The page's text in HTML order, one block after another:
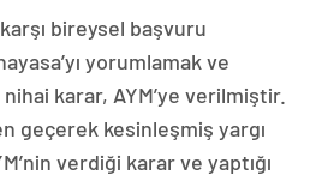
bireysel başvuru
yorumlamak ve
karar, AYM’ye verilmiştir.
geçerek kesinleşmiş yargı
verdiği karar ve yaptığı